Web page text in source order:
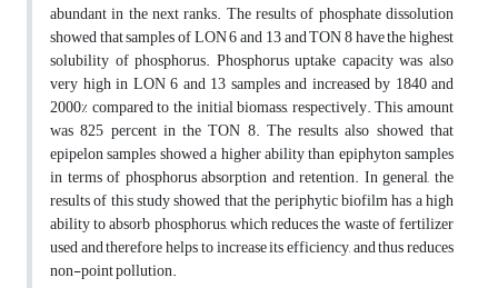
abundant in the next ranks. The results of phosphate dissolution
showed that samples of LON 6 and 13 and TON 8 have the highest
solubility of phosphorus. Phosphorus uptake capacity was also
very high in LON 6 and 13 samples and increased by 1840 and
2000% compared to the initial biomass, respectively. This amount
was 825 percent in the TON 8. The results also showed that
epipelon samples showed a higher ability than epiphyton samples
in terms of phosphorus absorption and retention. In general, the
results of this study showed that the periphytic biofilm has a high
ability to absorb phosphorus, which reduces the waste of fertilizer
used and therefore helps to increase its efficiency, and thus reduces
non-point pollution.